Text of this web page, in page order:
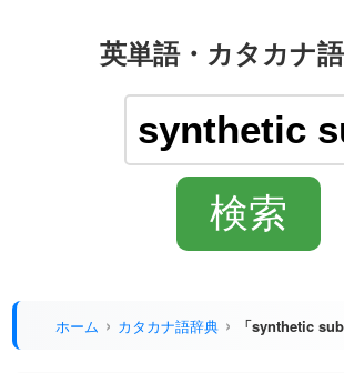
英単語・カタカナ
ホーム カタカナ語辞典 「synthetic